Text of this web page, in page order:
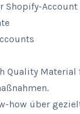
Shopify-Account
Quality Material
how über